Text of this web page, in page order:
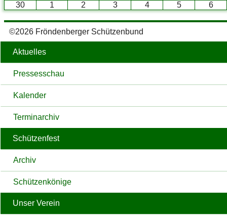
Aktuelles
Pressesschau
Kalender
Terminarchiv
Schützenfest
Archiv
Schützenkönige
Unser Verein
30
1 2 3 4 5 6
©2026 Fröndenberger Schützenbund